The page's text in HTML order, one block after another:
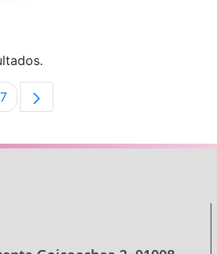
Use TAB para desplazarse.